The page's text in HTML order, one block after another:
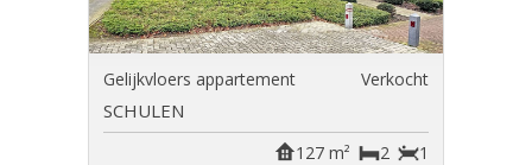
Gelijkvloers appartement Verkocht
SCHULEN
1
2
127 m²